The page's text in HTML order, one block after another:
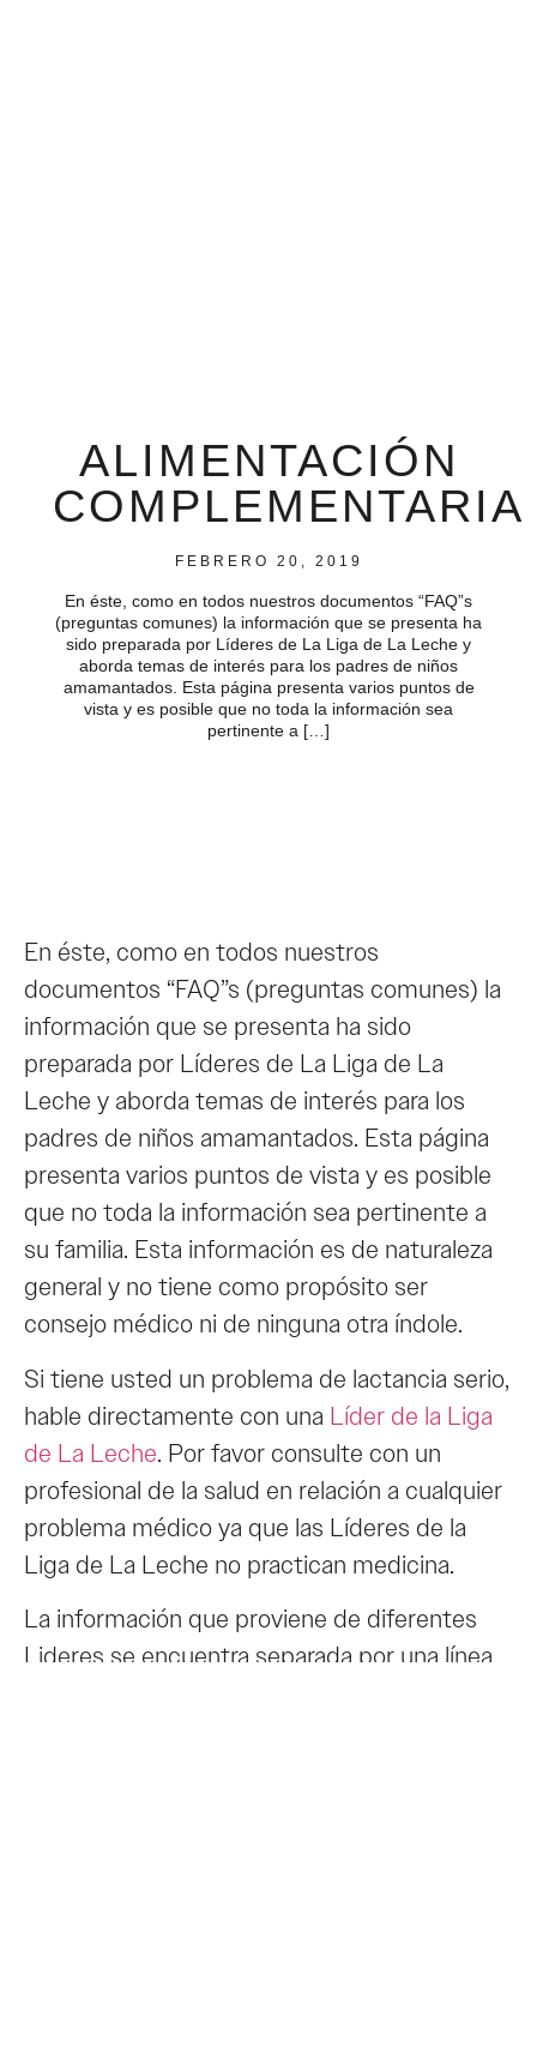
ALIMENTACIÓN
COMPLEMENTARIA
FEBRERO 20, 2019
En éste, como en todos nuestros documentos “FAQ”s
(preguntas comunes) la información que se presenta ha
sido preparada por Líderes de La Liga de La Leche y
aborda temas de interés para los padres de niños
amamantados. Esta página presenta varios puntos de
vista y es posible que no toda la información sea
pertinente a […]
En éste, como en todos nuestros
documentos “FAQ”s (preguntas comunes) la
información que se presenta ha sido
preparada por Líderes de La Liga de La
Leche y aborda temas de interés para los
padres de niños amamantados. Esta página
presenta varios puntos de vista y es posible
que no toda la información sea pertinente a
su familia. Esta información es de naturaleza
general y no tiene como propósito ser
consejo médico ni de ninguna otra índole.
Si tiene usted un problema de lactancia serio,
hable directamente con una Líder de la Liga
de La Leche. Por favor consulte con un
profesional de la salud en relación a cualquier
problema médico ya que las Líderes de la
Liga de La Leche no practican medicina.
La información que proviene de diferentes
Lideres se encuentra separada por una línea